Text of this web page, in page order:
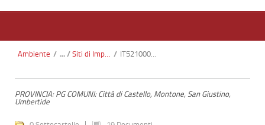
Ambiente / Siti di Importanza Comunitaria SIC / IT5210003 Fiume Tevere tra San Giustino e Pierantonio
PROVINCIA: PG COMUNI: Città di Castello, Montone, San Giustino,
Umbertide